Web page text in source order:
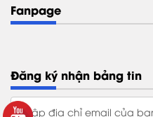
Fanpage
Đăng ký nhận bảng tin